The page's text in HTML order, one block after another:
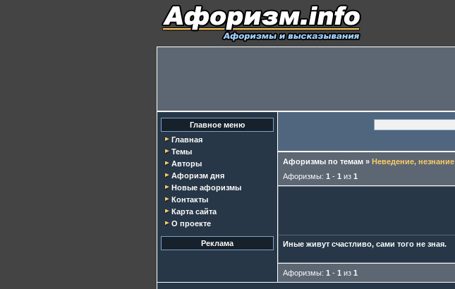
Главное меню
Главная
Темы
Авторы
Афоризм дня
Новые афоризмы
Контакты
Карта сайта
О проекте
Реклама
Афоризмы по темам » Неведение, незнание
Афоризмы: 1 - 1 из 1
Иные живут счастливо, сами того не зная.
Афоризмы: 1 - 1 из 1